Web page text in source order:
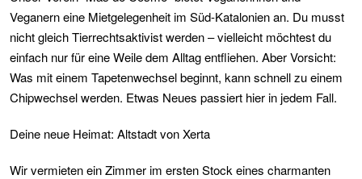
Veganern eine Mietgelegenheit im Süd-Katalonien an. Du musst
nicht gleich Tierrechtsaktivist werden – vielleicht möchtest du
einfach nur für eine Weile dem Alltag entfliehen. Aber Vorsicht:
Was mit einem Tapetenwechsel beginnt, kann schnell zu einem
Chipwechsel werden. Etwas Neues passiert hier in jedem Fall.
Deine neue Heimat: Altstadt von Xerta
Wir vermieten ein Zimmer im ersten Stock eines charmanten